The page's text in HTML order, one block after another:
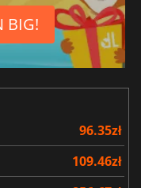
BIG!
96.35zł
109.46zł